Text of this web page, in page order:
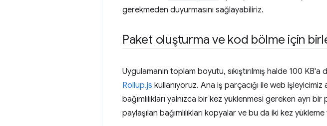
gerekmeden duyurmasını sağlayabiliriz.
Paket oluşturma ve kod bölme için
Uygulamanın toplam boyutu, sıkıştırılmış halde 100
Rollup.js kullanıyoruz. Ana iş parçacığı ile web işleyicimiz
bağımlılıkları yalnızca bir kez yüklenmesi gereken
paylaşılan bağımlılıkları kopyalar ve bu da iki kez